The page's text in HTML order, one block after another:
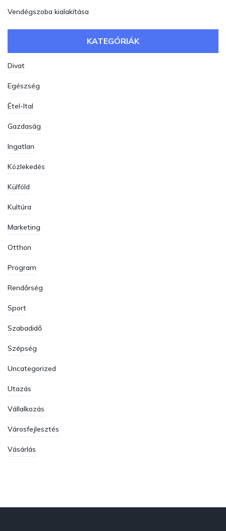
Vendégszoba kialakítása
KATEGÓRIÁK
Divat
Egészség
Étel-Ital
Gazdaság
Ingatlan
Közlekedés
Külföld
Kultúra
Marketing
Otthon
Program
Rendőrség
Sport
Szabadidő
Szépség
Uncategorized
Utazás
Vállalkozás
Városfejlesztés
Vásárlás